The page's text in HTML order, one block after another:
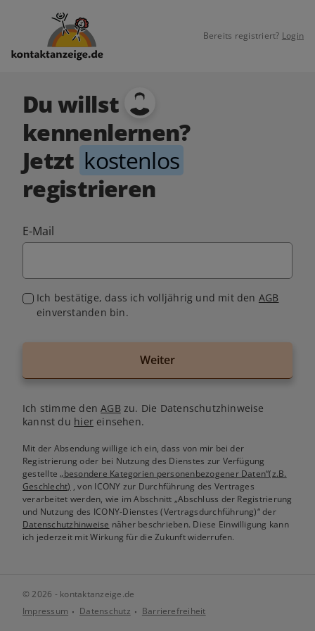
Bereits registriert? Login
Du willst
kennenlernen?
Jetzt kostenlos
registrieren
E-Mail
Ich bestätige, dass ich volljährig und mit den AGB
einverstanden bin.
Weiter
Ich stimme denAGB zu. Die Datenschutzhinweise
kannst du hiereinsehen.
Mit der Absendung willige ich ein, dass von mir bei der
Registrierung oder bei Nutzung des Dienstes zur Verfügung
gestellte„besondere Kategorien personenbezogener Daten“(z.B.
Geschlecht) , von ICONY zur Durchführung des Vertrages
verarbeitet werden, wie im Abschnitt „Abschluss der Registrierung
und Nutzung des ICONY-Dienstes (Vertragsdurchführung)“ der
Datenschutzhinweise näher beschrieben. Diese Einwilligung kann
ich jederzeit mit Wirkung für die Zukunft widerrufen.
© 2026 - kontaktanzeige.de
Impressum
Datenschutz Barrierefreiheit